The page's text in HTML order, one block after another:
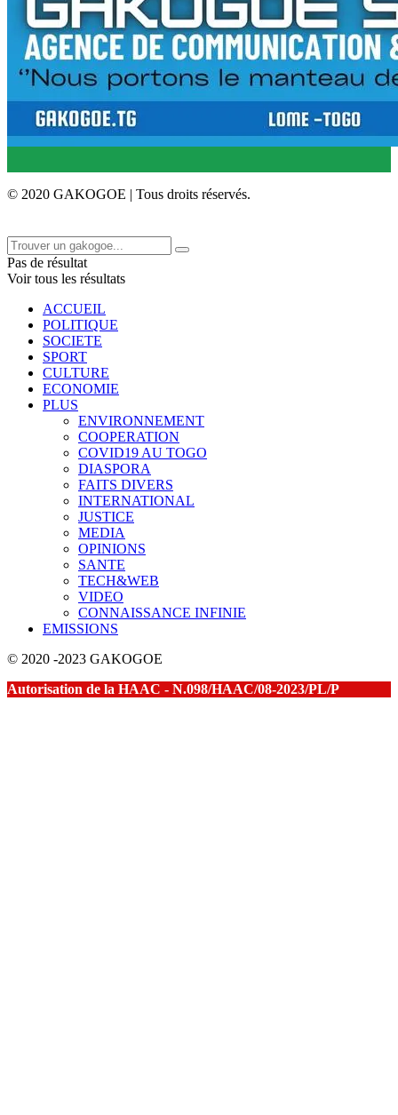
© 2020 GAKOGOE | Tous droits réservés.
Pas de résultat
Voir tous les résultats
ACCUEIL
POLITIQUE
SOCIETE
SPORT
CULTURE
ECONOMIE
PLUS
ENVIRONNEMENT
COOPERATION
COVID19 AU TOGO
DIASPORA
FAITS DIVERS
INTERNATIONAL
JUSTICE
MEDIA
OPINIONS
SANTE
TECH&WEB
VIDEO
CONNAISSANCE INFINIE
EMISSIONS
© 2020 -2023 GAKOGOE
Autorisation de la HAAC - N.098/HAAC/08-2023/PL/P